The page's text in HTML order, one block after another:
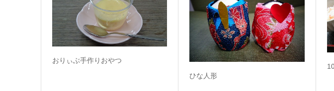
おりぃぶ手作りおやつ
ひな人形